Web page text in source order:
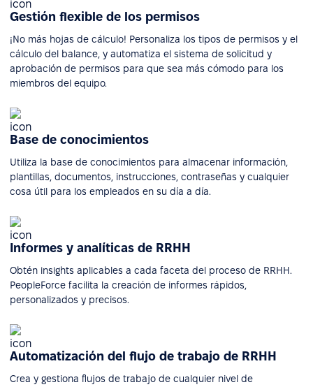
Gestión flexible de los permisos
¡No más hojas de cálculo! Personaliza los tipos de permisos y el
cálculo del balance, y automatiza el sistema de solicitud y
aprobación de permisos para que sea más cómodo para los
miembros del equipo.
Base de conocimientos
Utiliza la base de conocimientos para almacenar información,
plantillas, documentos, instrucciones, contraseñas y cualquier
cosa útil para los empleados en su día a día.
Informes y analíticas de RRHH
Obtén insights aplicables a cada faceta del proceso de RRHH.
PeopleForce facilita la creación de informes rápidos,
personalizados y precisos.
Automatización del flujo de trabajo de RRHH
Crea y gestiona flujos de trabajo de cualquier nivel de